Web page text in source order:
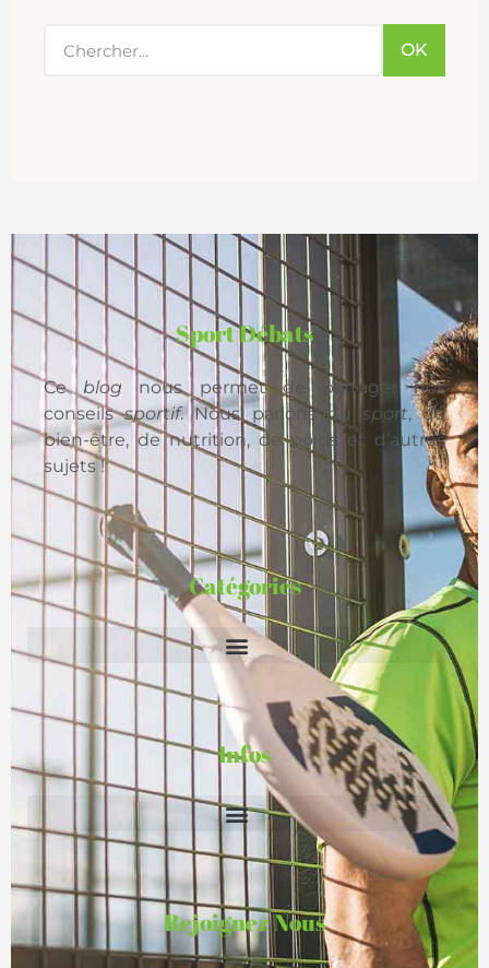
OK
Sport Débats
Ceblog nous permet de partager nos
conseilssportif. Nous parlons du sport, de
bien-être, de nutrition, de poids et d’autres
sujets !
Catégories
Infos
Rejoignez Nous